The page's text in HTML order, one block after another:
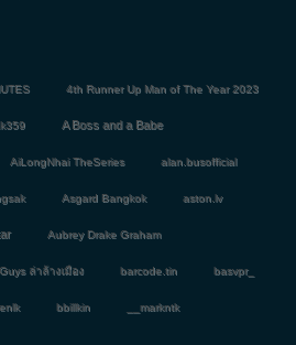
4th Runner Up Man of The Year 2023
A Boss and a Babe
AiLongNhai TheSeries alan.busofficial
Asgard Bangkok aston.lv
Aubrey Drake Graham
ล่าล้างเมือง barcode.tin basvpr_
bbillkin __markntk